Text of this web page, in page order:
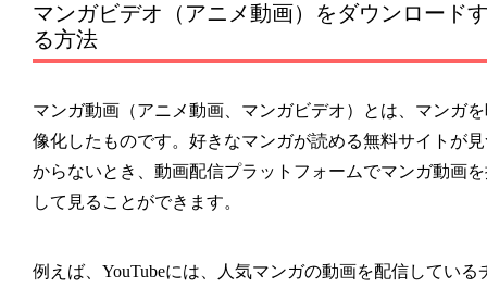
マンガビデオ（アニメ動画）をダウンロード
る方法
マンガ動画（アニメ動画、マンガビデオ）とは、マンガ
像化したものです。好きなマンガが読める無料サイトが
からないとき、動画配信プラットフォームでマンガ動画
して見ることができます。
例えば、YouTubeには、人気マンガの動画を配信している